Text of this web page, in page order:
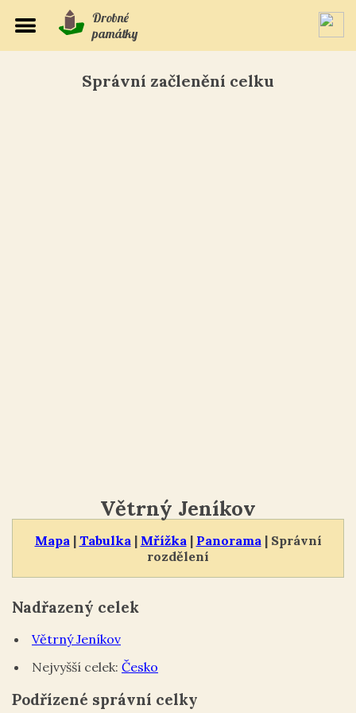
Drobné
památky
Správní začlenění celku
Mapa | Tabulka | Mřížka | Panorama | Správní
rozdělení
Větrný Jeníkov
Nadřazený celek
Větrný Jeníkov
Nejvyšší celek: Česko
Podřízené správní celky